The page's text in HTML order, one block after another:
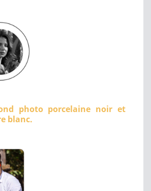
photo porcelaine noir et
blanc.